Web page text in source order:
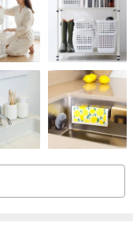
，因此顏色，大小，形
能指定形狀或紋理。
請將其包裹在無紡布
能會造成碎裂或破裂等